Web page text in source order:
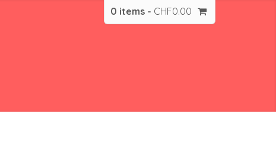
0 items - CHF0.00